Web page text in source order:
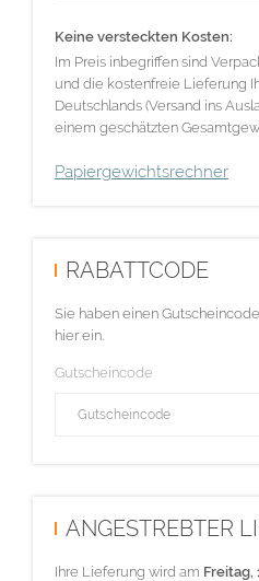
Keine versteckten Kosten:
Im Preis inbegriffen sind
und die kostenfreie Lieferung
Deutschlands (Versand ins
einem geschätzten
Papiergewichtsrechner
RABATTCODE
Sie haben einen
hier ein.
Gutscheincode
ANGESTREBTER
Ihre Lieferung wird am Freitag,